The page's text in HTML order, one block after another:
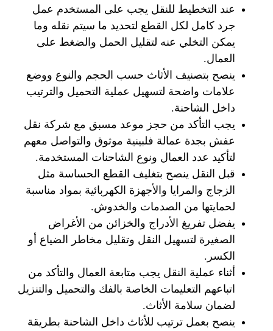
عند التخطيط للنقل يجب على المستخدم عمل
جرد كامل لكل القطع لتحديد ما سيتم نقله وما
يمكن التخلي عنه لتقليل الحمل والضغط على
العمال.
ينصح بتصنيف الأثاث حسب الحجم والنوع ووضع
علامات واضحة لتسهيل عملية التحميل والترتيب
داخل الشاحنة.
يجب التأكد من حجز موعد مسبق مع شركة نقل
عفش بجدة عمالة فلبينية موثوق والتواصل معهم
لتأكيد عدد العمال ونوع الشاحنات المستخدمة.
قبل النقل ينصح بتغليف القطع الحساسة مثل
الزجاج والمرايا والأجهزة الكهربائية بمواد مناسبة
لحمايتها من الصدمات والخدوش.
يفضل تفريغ الأدراج والخزائن من الأغراض
الصغيرة لتسهيل النقل وتقليل مخاطر الضياع أو
الكسر.
أثناء عملية النقل يجب متابعة العمال والتأكد من
اتباعهم التعليمات الخاصة بالفك والتحميل والتنزيل
لضمان سلامة الأثاث.
ينصح بعمل ترتيب للأثاث داخل الشاحنة بطريقة